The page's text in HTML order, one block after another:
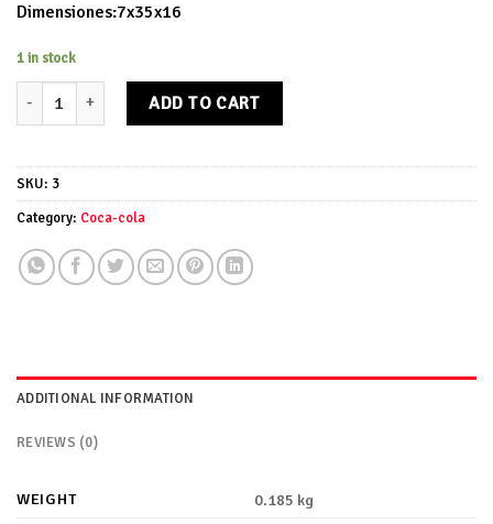
Dimensiones:7x35x16
1 in stock
Bandeja Coca-Cola quantity
ADD TO CART
SKU: 3
Category: Coca-cola
ADDITIONAL INFORMATION
REVIEWS (0)
WEIGHT 0.185 kg